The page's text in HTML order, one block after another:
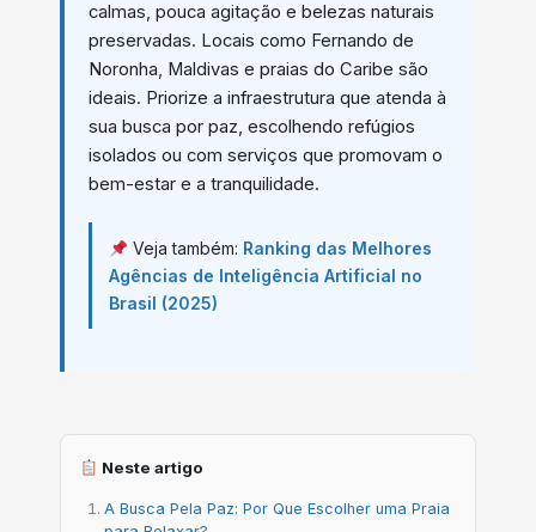
calmas, pouca agitação e belezas naturais
preservadas. Locais como Fernando de
Noronha, Maldivas e praias do Caribe são
ideais. Priorize a infraestrutura que atenda à
sua busca por paz, escolhendo refúgios
isolados ou com serviços que promovam o
bem-estar e a tranquilidade.
Veja também: Ranking das Melhores
Agências de Inteligência Artificial no
Brasil (2025)
Neste artigo
A Busca Pela Paz: Por Que Escolher uma Praia